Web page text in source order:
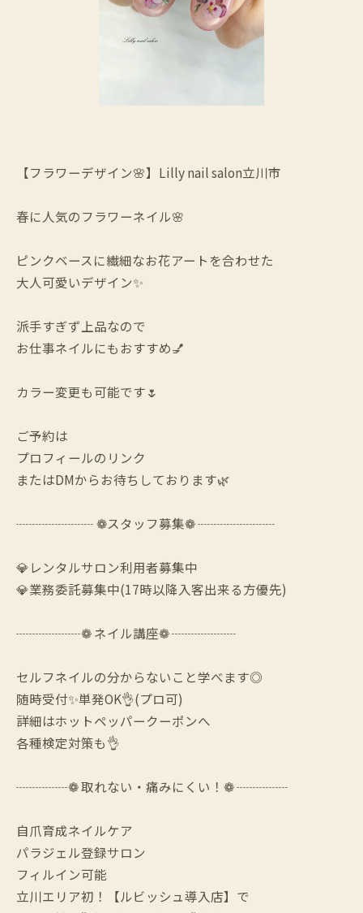
【フラワーデザイン🌸】Lilly nail salon立川市
春に人気のフラワーネイル🌸
ピンクベースに繊細なお花アートを合わせた
大人可愛いデザイン✨
派手すぎず上品なので
お仕事ネイルにもおすすめ💅
カラー変更も可能です🌷
ご予約は
プロフィールのリンク
またはDMからお待ちしております🌿
┈┈┈┈┈┈ ❁スタッフ募集❁ ┈┈┈┈┈┈
💎レンタルサロン利用者募集中
💎業務委託募集中(17時以降入客出来る方優先)
┈┈┈┈┈❁ ネイル講座❁ ┈┈┈┈┈
セルフネイルの分からないこと学べます◎
随時受付✨単発OK👌(プロ可)
詳細はホットペッパークーポンへ
各種検定対策も👌
┈┈┈┈❁ 取れない・痛みにくい！❁ ┈┈┈┈
自爪育成ネイルケア
パラジェル登録サロン
フィルイン可能
立川エリア初！【ルビッシュ導入店】で